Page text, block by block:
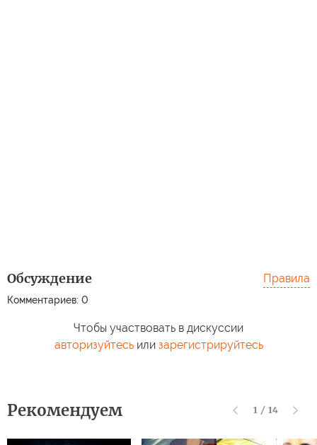
Обсуждение
Комментариев: 0
Правила
Чтобы участвовать в дискуссии
авторизуйтесьили зарегистрируйтесь
Рекомендуем 1 / 14